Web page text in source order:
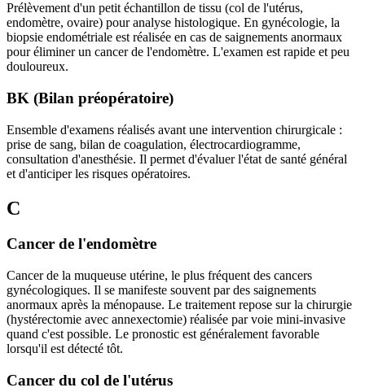
Prélèvement d'un petit échantillon de tissu (col de l'utérus,
endomètre, ovaire) pour analyse histologique. En gynécologie, la
biopsie endométriale est réalisée en cas de saignements anormaux
pour éliminer un cancer de l'endomètre. L'examen est rapide et peu
douloureux.
BK (Bilan préopératoire)
Ensemble d'examens réalisés avant une intervention chirurgicale :
prise de sang, bilan de coagulation, électrocardiogramme,
consultation d'anesthésie. Il permet d'évaluer l'état de santé général
et d'anticiper les risques opératoires.
C
Cancer de l'endomètre
Cancer de la muqueuse utérine, le plus fréquent des cancers
gynécologiques. Il se manifeste souvent par des saignements
anormaux après la ménopause. Le traitement repose sur la chirurgie
(hystérectomie avec annexectomie) réalisée par voie mini-invasive
quand c'est possible. Le pronostic est généralement favorable
lorsqu'il est détecté tôt.
Cancer du col de l'utérus